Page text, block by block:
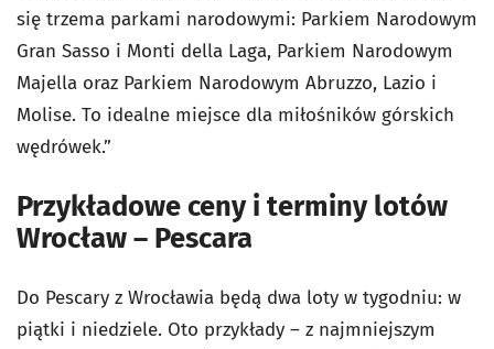
się trzema parkami narodowymi: Parkiem Narodowym
Gran Sasso i Monti della Laga, Parkiem Narodowym
Majella oraz Parkiem Narodowym Abruzzo, Lazio i
Molise. To idealne miejsce dla miłośników górskich
wędrówek.”
Przykładowe ceny i terminy lotów
Wrocław – Pescara
Do Pescary z Wrocławia będą dwa loty w tygodniu: w
piątki i niedziele. Oto przykłady – z najmniejszym